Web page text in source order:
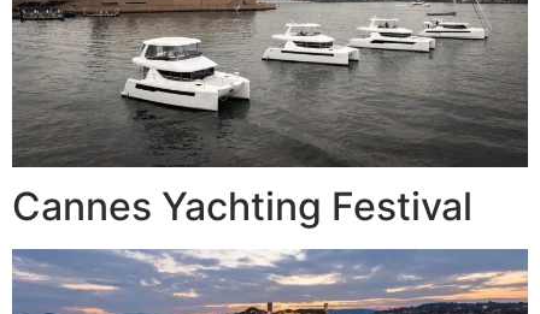
Cannes Yachting Festival